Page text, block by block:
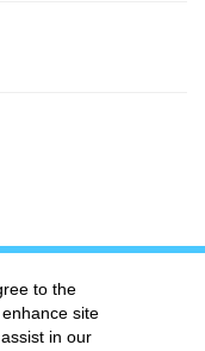
to the
site
in our